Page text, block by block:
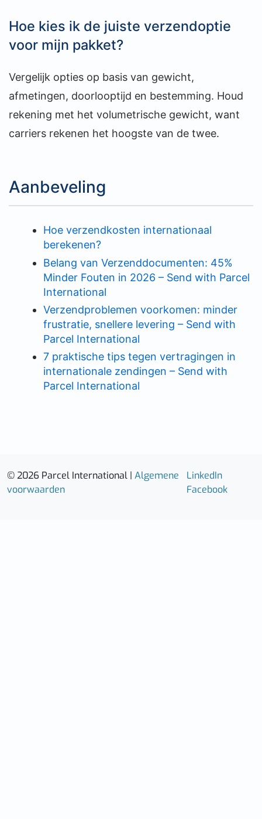
Hoe kies ik de juiste verzendoptie
voor mijn pakket?
Vergelijk opties op basis van gewicht,
afmetingen, doorlooptijd en bestemming. Houd
rekening met het volumetrische gewicht, want
carriers rekenen het hoogste van de twee.
Aanbeveling
Hoe verzendkosten internationaal
berekenen?
Belang van Verzenddocumenten: 45%
Minder Fouten in 2026 – Send with Parcel
International
Verzendproblemen voorkomen: minder
frustratie, snellere levering – Send with
Parcel International
7 praktische tips tegen vertragingen in
internationale zendingen – Send with
Parcel International
© 2026 Parcel International | Algemene
voorwaarden
LinkedIn
Facebook